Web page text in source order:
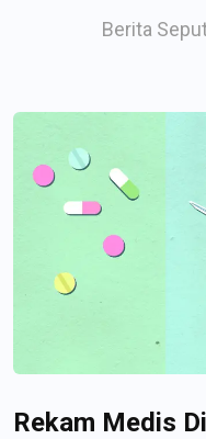
Berita
Rekam Medis